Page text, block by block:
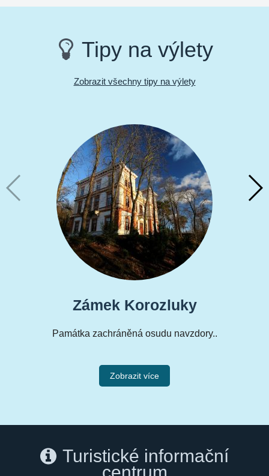
Tipy na výlety
Zobrazit všechny tipy na výlety
Zámek Korozluky
Památka zachráněná osudu navzdory..
Zobrazit více
Turistické informační
centrum